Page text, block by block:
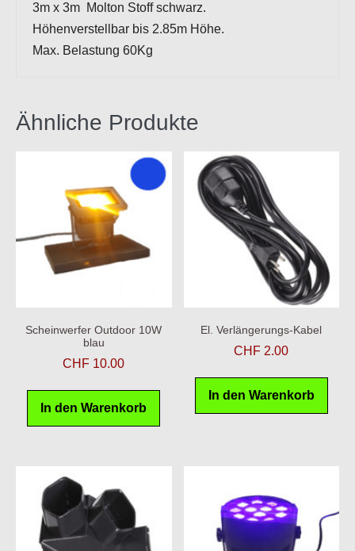
3m x 3m Molton Stoff schwarz.
Höhenverstellbar bis 2.85m Höhe.
Max. Belastung 60Kg
Ähnliche Produkte
Scheinwerfer Outdoor 10W
blau
CHF 10.00
In den Warenkorb
El. Verlängerungs-Kabel
CHF 2.00
In den Warenkorb